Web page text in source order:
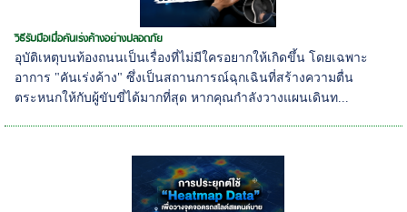
วิธีรับมือเมื่อคันเร่งค้างอย่างปลอดภัย
อุบัติเหตุบนท้องถนนเป็นเรื่องที่ไม่มีใครอยากให้เกิดขึ้น โดยเฉพาะ
อาการ "คันเร่งค้าง" ซึ่งเป็นสถานการณ์ฉุกเฉินที่สร้างความตื่น
ตระหนกให้กับผู้ขับขี่ได้มากที่สุด หากคุณกำลังวางแผนเดินท...